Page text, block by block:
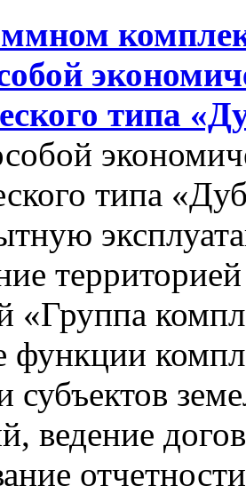
типа
типа
«Группа
субъектов
ведение